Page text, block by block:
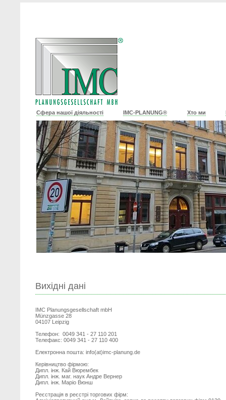
Сфера нашої діяльності IMC-PLANUNG® Хто ми
Вихідні дані
IMC Planungsgesellschaft mbH
Münzgasse 28
04107 Leipzig
Телефон: 0049 341 - 27 110 201
Телефакс: 0049 341 - 27 110 400
Електронна пошта: info(at)imc-planung.de
Керівництво фірмою:
Дипл. iнж. Кай Вюрембек
Дипл. інж. маг. наук Андре Вернер
Дипл. інж. Маріо Вюнш
Реєстрація в реєстрі торгових фірм: